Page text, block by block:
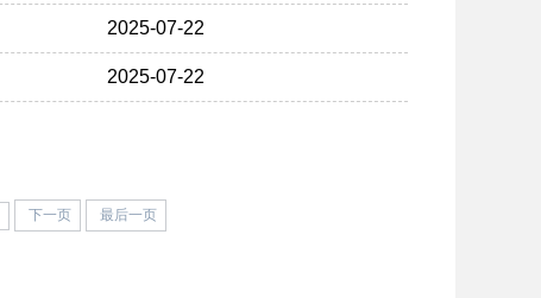
2025-07-22
2025-07-22
下一页 最后一页